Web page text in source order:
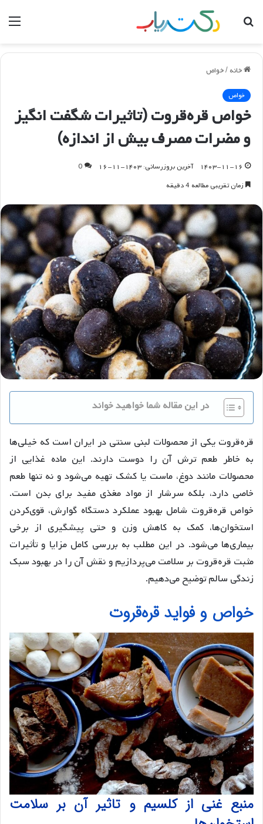
جستجو
خانه /خواص
خواص
خواص قره‌قروت (تاثیرات شگفت انگیز
و مضرات مصرف بیش از اندازه)
۱۴۰۳-۱۱-۱۶ آخرین بروزرسانی: ۱۴۰۳-۱۱-۱۶
0
زمان تقریبی مطالعه 4 دقیقه
در این مقاله شما خواهید خواند
قره‌قروت یکی از محصولات لبنی سنتی در ایران است که خیلی‌ها
به خاطر طعم ترش آن را دوست دارند. این ماده غذایی از
محصولات مانند دوغ، ماست یا کشک تهیه می‌شود و نه تنها طعم
خاصی دارد، بلکه سرشار از مواد مغذی مفید برای بدن است.
خواص قره‌قروت شامل بهبود عملکرد دستگاه گوارش، قوی‌کردن
استخوان‌ها، کمک به کاهش وزن و حتی پیشگیری از برخی
بیماری‌ها می‌شود. در این مطلب به بررسی کامل مزایا و تأثیرات
مثبت قره‌قروت بر سلامت می‌پردازیم و نقش آن را در بهبود سبک
زندگی سالم توضیح می‌دهیم.
خواص و فواید قره‌قروت
منبع غنی از کلسیم و تاثیر آن بر سلامت